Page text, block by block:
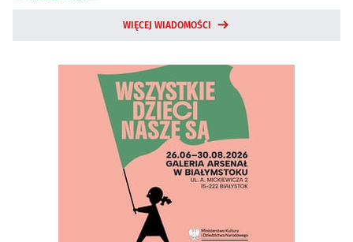
WIĘCEJ WIADOMOŚCI